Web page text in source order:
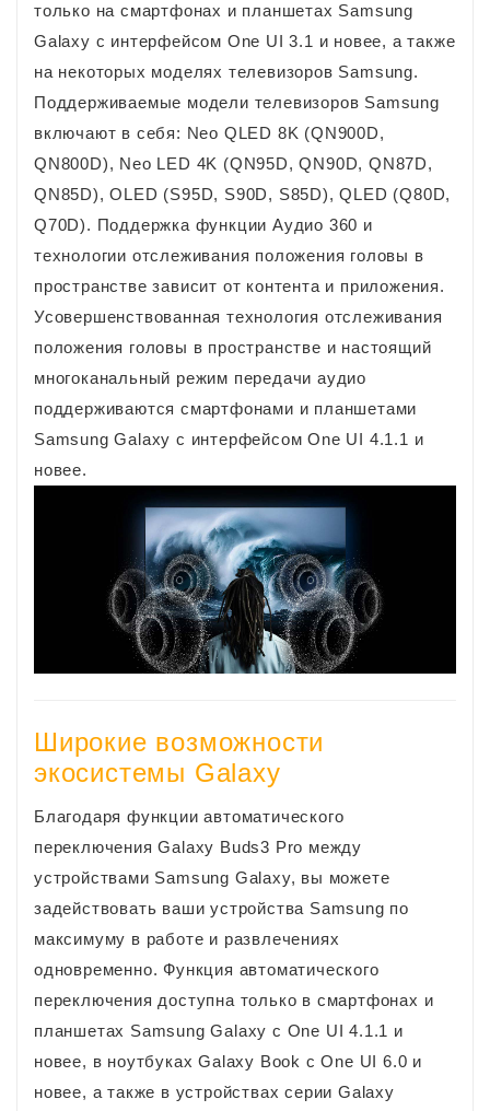
только на смартфонах и планшетах Samsung
Galaxy c интерфейсом One UI 3.1 и новее, а также
на некоторых моделях телевизоров Samsung.
Поддерживаемые модели телевизоров Samsung
включают в себя: Neo QLED 8K (QN900D,
QN800D), Neo LED 4K (QN95D, QN90D, QN87D,
QN85D), OLED (S95D, S90D, S85D), QLED (Q80D,
Q70D). Поддержка функции Аудио 360 и
технологии отслеживания положения головы в
пространстве зависит от контента и приложения.
Усовершенствованная технология отслеживания
положения головы в пространстве и настоящий
многоканальный режим передачи аудио
поддерживаются смартфонами и планшетами
Samsung Galaxy с интерфейсом One UI 4.1.1 и
новее.
Широкие возможности
экосистемы Galaxy
Благодаря функции автоматического
переключения Galaxy Buds3 Pro между
устройствами Samsung Galaxy, вы можете
задействовать ваши устройства Samsung по
максимуму в работе и развлечениях
одновременно. Функция автоматического
переключения доступна только в смартфонах и
планшетах Samsung Galaxy с One UI 4.1.1 и
новее, в ноутбуках Galaxy Book c One UI 6.0 и
новее, а также в устройствах серии Galaxy